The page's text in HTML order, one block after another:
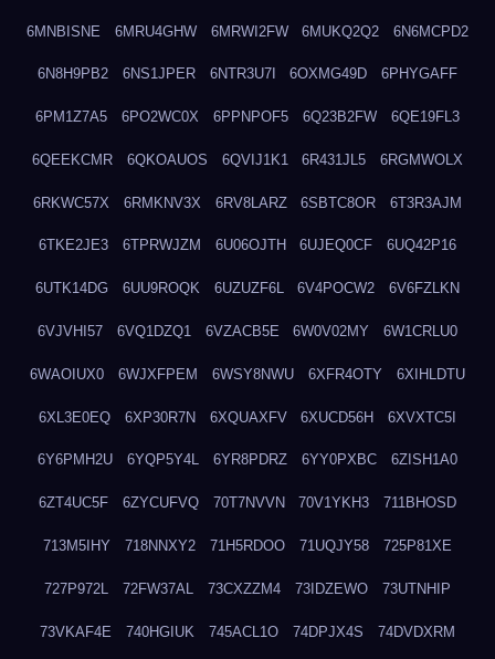
6MNBISNE 6MRU4GHW 6MRWI2FW 6MUKQ2Q2 6N6MCPD2
6N8H9PB2 6NS1JPER 6NTR3U7I 6OXMG49D 6PHYGAFF
6PM1Z7A5 6PO2WC0X 6PPNPOF5 6Q23B2FW 6QE19FL3
6QEEKCMR 6QKOAUOS 6QVIJ1K1 6R431JL5 6RGMWOLX
6RKWC57X 6RMKNV3X 6RV8LARZ 6SBTC8OR 6T3R3AJM
6TKE2JE3 6TPRWJZM 6U06OJTH 6UJEQ0CF 6UQ42P16
6UTK14DG 6UU9ROQK 6UZUZF6L 6V4POCW2 6V6FZLKN
6VJVHI57 6VQ1DZQ1 6VZACB5E 6W0V02MY 6W1CRLU0
6WAOIUX0 6WJXFPEM 6WSY8NWU 6XFR4OTY 6XIHLDTU
6XL3E0EQ 6XP30R7N 6XQUAXFV 6XUCD56H 6XVXTC5I
6Y6PMH2U 6YQP5Y4L 6YR8PDRZ 6YY0PXBC 6ZISH1A0
6ZT4UC5F 6ZYCUFVQ 70T7NVVN 70V1YKH3 711BHOSD
713M5IHY 718NNXY2 71H5RDOO 71UQJY58 725P81XE
727P972L 72FW37AL 73CXZZM4 73IDZEWO 73UTNHIP
73VKAF4E 740HGIUK 745ACL1O 74DPJX4S 74DVDXRM